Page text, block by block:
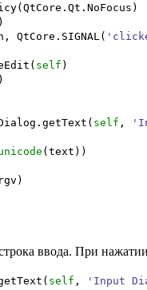
(QtCore. Qt . NoFocus )
)
, QtCore. SIGNAL (
( self )
)
. getText ( self ,
(text ) )
)
ввода. При
( self , 'Input